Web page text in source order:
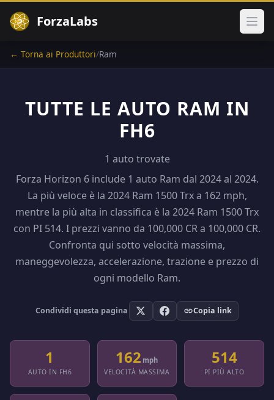
ForzaLabs Apri
← Torna ai Produttori/Ram
TUTTE LE AUTO RAM IN
FH6
1 auto trovate
Forza Horizon 6 include 1 auto Ram dal 2024 al 2024.
La più veloce è la 2024 Ram 1500 Trx a 162 mph,
mentre la più alta in classifica è la 2024 Ram 1500 Trx
con PI 514. I prezzi vanno da 100,000 CR a 100,000 CR.
Confronta qui sotto velocità massima,
maneggevolezza, accelerazione, trazione e prezzo di
ogni modello Ram.
Condividi questa pagina Copia link
1
AUTO IN FH6
162 mph
VELOCITÀ MASSIMA
514
PI PIÙ ALTO